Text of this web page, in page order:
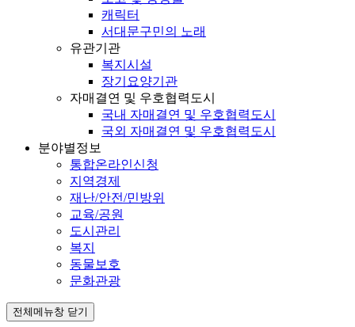
캐릭터
서대문구민의 노래
유관기관
복지시설
장기요양기관
자매결연 및 우호협력도시
국내 자매결연 및 우호협력도시
국외 자매결연 및 우호협력도시
분야별정보
통합온라인신청
지역경제
재난/안전/민방위
교육/공원
도시관리
복지
동물보호
문화관광
전체메뉴창 닫기